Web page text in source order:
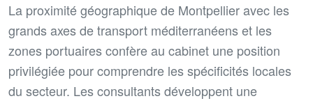
La proximité géographique de Montpellier avec les
grands axes de transport méditerranéens et les
zones portuaires confère au cabinet une position
privilégiée pour comprendre les spécificités locales
du secteur. Les consultants développent une